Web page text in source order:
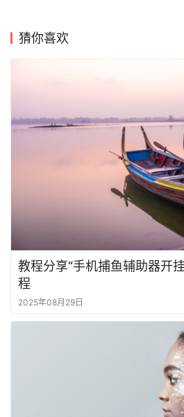
猜你喜欢
教程分享“手机捕鱼辅助器开
程
2025年08月29日